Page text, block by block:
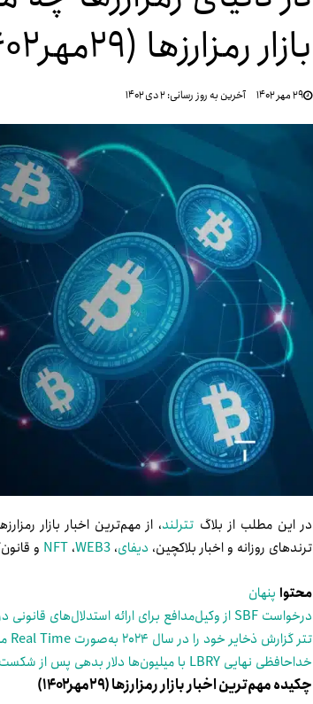
بازار رمزارزها (۲۹مهر۱۴۰۲)
۲۹ مهر ۱۴۰۲ آخرین به روز رسانی:۲ دی ۱۴۰۲
در این مطلب از بلاگ تترلند، از مهم‌ترین اخبار بازار
ترندهای روزانه و اخبار بلاکچین، دیفای، NFT ،WEB3 و
محتوا پنهان
درخواست SBF از وکیل‌مدافع برای ارائه استدلال‌های قانونی درباره بدهی Alameda
تتر گزارش ذخایر خود را در سال ۲۰۲۴ به‌صورت Real Time منتشر خواهد کرد
خداحافظی نهایی LBRY با میلیون‌ها دلار بدهی پس از شکست دربرابر SEC
چکیده مهم‌ترین اخبار بازار رمزارزها (۲۹مهر۱۴۰۲)